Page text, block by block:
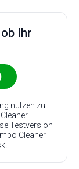
Ihr
nutzen zu
Testversion
Cleaner